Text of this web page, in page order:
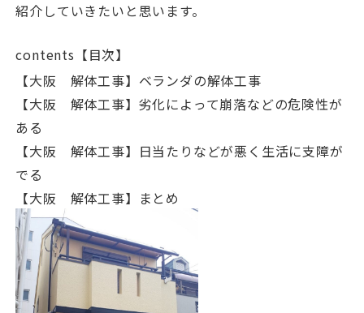
紹介していきたいと思います。
contents【目次】
【大阪 解体工事】ベランダの解体工事
【大阪 解体工事】劣化によって崩落などの危険性が
ある
【大阪 解体工事】日当たりなどが悪く生活に支障が
でる
【大阪 解体工事】まとめ